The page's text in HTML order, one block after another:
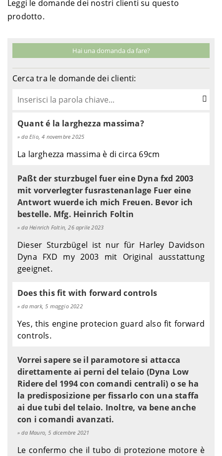
Leggi le domande dei nostri clienti su questo
prodotto.
Hai una domanda da fare?
Cerca tra le domande dei clienti:
Quant é la larghezza massima?
da Elio, 4 novembre 2025
La larghezza massima è di circa 69cm
Paßt der sturzbugel fuer eine Dyna fxd 2003
mit vorverlegter fusrastenanlage Fuer eine
Antwort wuerde ich mich Freuen. Bevor ich
bestelle. Mfg. Heinrich Foltin
da Heinrich Foltin, 26 aprile 2023
Dieser Sturzbügel ist nur für Harley Davidson
Dyna FXD my 2003 mit Original ausstattung
geeignet.
Does this fit with forward controls
da mark, 5 maggio 2022
Yes, this engine protecion guard also fit forward
controls.
Vorrei sapere se il paramotore si attacca
direttamente ai perni del telaio (Dyna Low
Ridere del 1994 con comandi centrali) o se ha
la predisposizione per fissarlo con una staffa
ai due tubi del telaio. Inoltre, va bene anche
con i comandi avanzati.
da Mauro, 5 dicembre 2021
Le confermo che il tubo di protezione motore è